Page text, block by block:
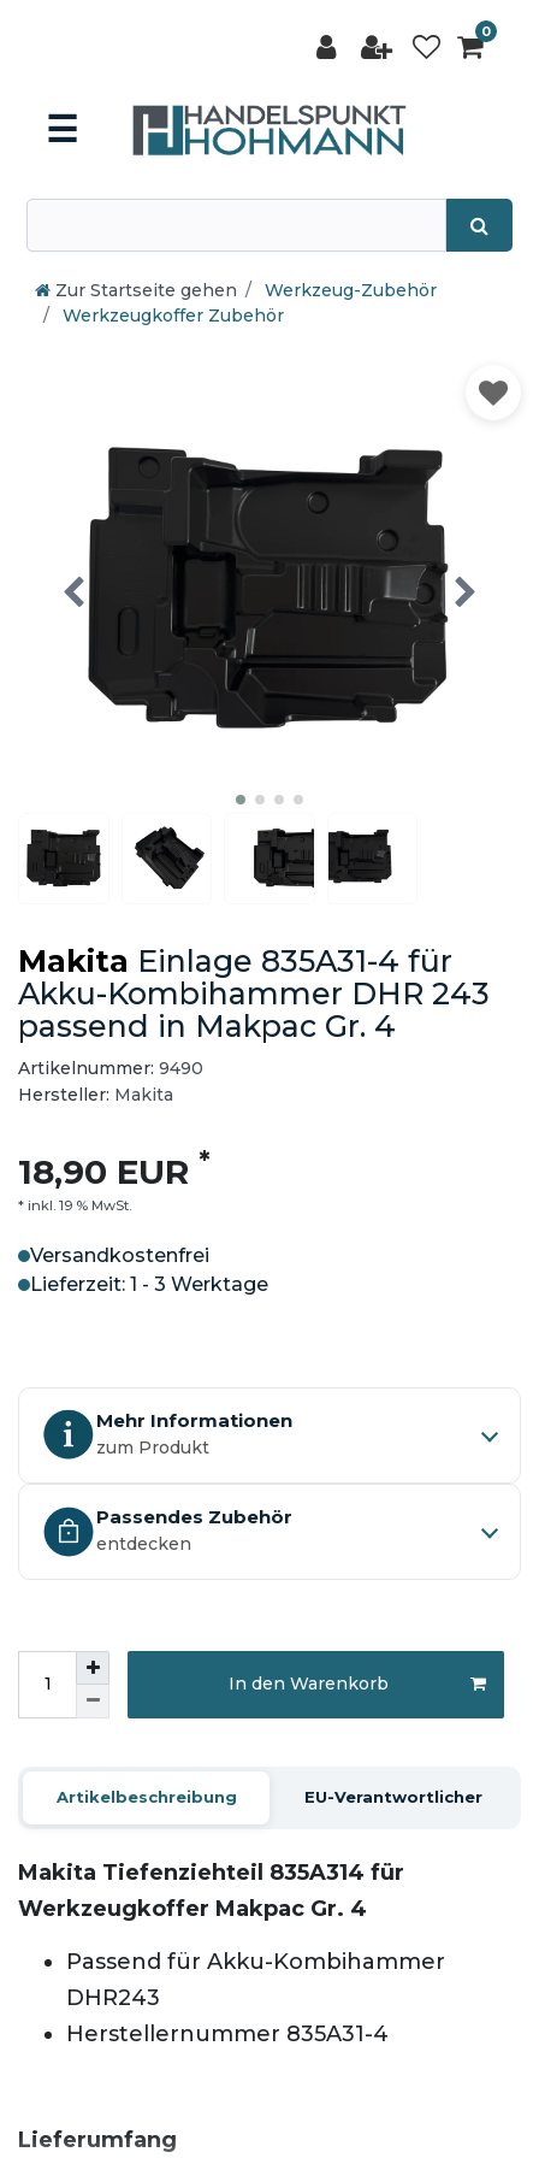
0
☰
Zur Startseite gehen
Werkzeug-Zubehör
Werkzeugkoffer Zubehör
Makita Einlage 835A31-4 für
Akku-Kombihammer DHR 243
passend in Makpac Gr. 4
Artikelnummer: 9490
Hersteller: Makita
18,90 EUR *
* inkl. 19 % MwSt.
Versandkostenfrei
Lieferzeit: 1 - 3 Werktage
Mehr Informationen
zum Produkt
Passendes Zubehör
entdecken
In den Warenkorb
Artikelbeschreibung EU-Verantwortlicher
Makita Tiefenziehteil 835A314 für
Werkzeugkoffer Makpac Gr. 4
Passend für Akku-Kombihammer
DHR243
Herstellernummer 835A31-4
Lieferumfang